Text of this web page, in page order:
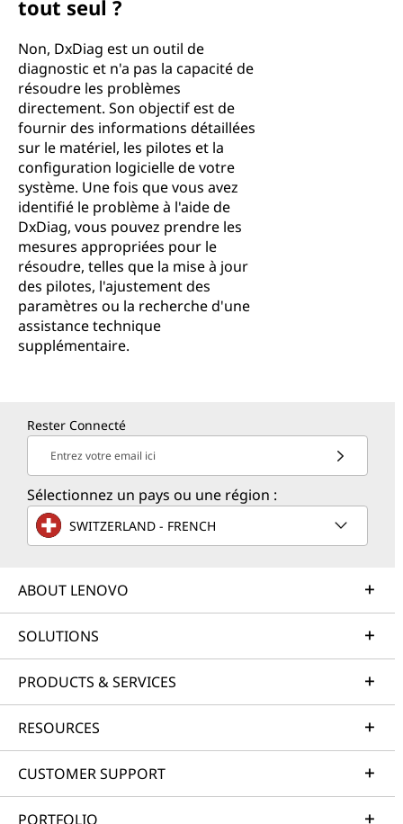
tout seul ?
Non, DxDiag est un outil de
diagnostic et n'a pas la capacité de
résoudre les problèmes
directement. Son objectif est de
fournir des informations détaillées
sur le matériel, les pilotes et la
configuration logicielle de votre
système. Une fois que vous avez
identifié le problème à l'aide de
DxDiag, vous pouvez prendre les
mesures appropriées pour le
résoudre, telles que la mise à jour
des pilotes, l'ajustement des
paramètres ou la recherche d'une
assistance technique
supplémentaire.
Rester Connecté
Entrez votre email ici
Sélectionnez un pays ou une région :
SWITZERLAND - FRENCH
ABOUT LENOVO
SOLUTIONS
PRODUCTS & SERVICES
RESOURCES
CUSTOMER SUPPORT
PORTFOLIO